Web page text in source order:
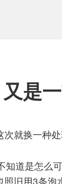
又是
次就换一种
知道是怎么
旧用3条